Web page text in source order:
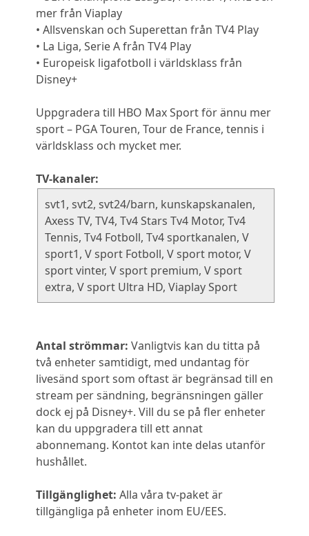
mer från Viaplay
• Allsvenskan och Superettan från TV4 Play
• La Liga, Serie A från TV4 Play
• Europeisk ligafotboll i världsklass från
Disney+
Uppgradera till HBO Max Sport för ännu mer
sport – PGA Touren, Tour de France, tennis i
världsklass och mycket mer.
TV-kanaler:
svt1, svt2, svt24/barn, kunskapskanalen,
Axess TV, TV4, Tv4 Stars Tv4 Motor, Tv4
Tennis, Tv4 Fotboll, Tv4 sportkanalen, V
sport1, V sport Fotboll, V sport motor, V
sport vinter, V sport premium, V sport
extra, V sport Ultra HD, Viaplay Sport
Antal strömmar: Vanligtvis kan du titta på
två enheter samtidigt, med undantag för
livesänd sport som oftast är begränsad till en
stream per sändning, begränsningen gäller
dock ej på Disney+. Vill du se på fler enheter
kan du uppgradera till ett annat
abonnemang. Kontot kan inte delas utanför
hushållet.
Tillgänglighet: Alla våra tv-paket är
tillgängliga på enheter inom EU/EES.